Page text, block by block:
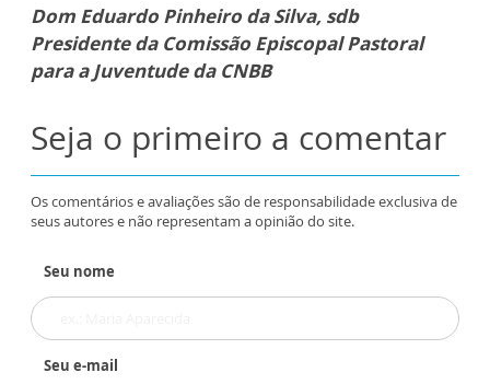
Dom Eduardo Pinheiro da Silva, sdb
Presidente da Comissão Episcopal Pastoral
para a Juventude da CNBB
Seja o primeiro a comentar
Os comentários e avaliações são de responsabilidade exclusiva de
seus autores e não representam a opinião do site.
Seu nome
Seu e-mail